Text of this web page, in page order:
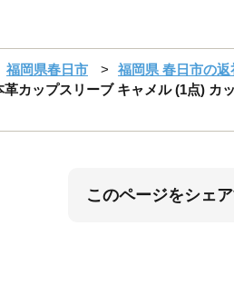
福岡県春日市
福岡県 春日市の返
カップスリーブ キャメル (1点)
このページをシェ